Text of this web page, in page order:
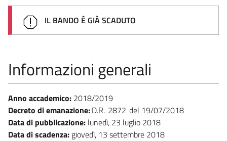
IL BANDO È GIÀ SCADUTO
Informazioni generali
Anno accademico: 2018/2019
Decreto di emanazione:D.R. 2872
19/07/2018
Data di pubblicazione: lunedì, 23 luglio 2018
Data di scadenza: giovedì, 13 settembre 2018